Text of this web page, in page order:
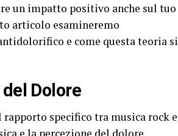
un impatto positivo anche sul tuo
articolo esamineremo
e come questa teoria si
Dolore
specifico tra musica rock e
e la percezione del dolore.